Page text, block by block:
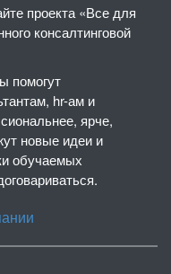
проекта «Все для
консалтинговой
помогут
hr-ам и
ярче,
новые идеи и
обучаемых